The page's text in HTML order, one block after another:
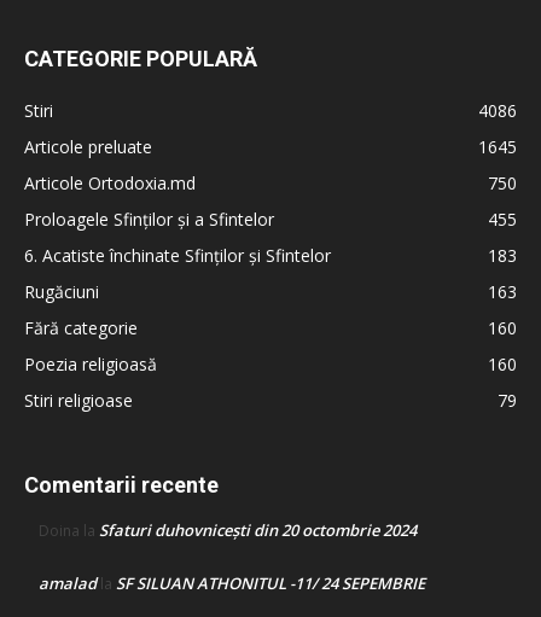
CATEGORIE POPULARĂ
Stiri
4086
Articole preluate
1645
Articole Ortodoxia.md
750
Proloagele Sfinților și a Sfintelor
455
6. Acatiste închinate Sfinților și Sfintelor
183
Rugăciuni
163
Fără categorie
160
Poezia religioasă
160
Stiri religioase
79
Comentarii recente
Doina la Sfaturi duhovnicești din 20 octombrie 2024
amaladla SF SILUAN ATHONITUL -11/ 24 SEPEMBRIE